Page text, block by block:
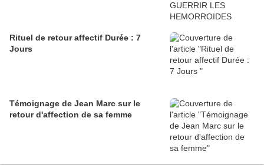
Rituel de retour affectif Durée : 7
Jours
Témoignage de Jean Marc sur le
retour d'affection de sa femme